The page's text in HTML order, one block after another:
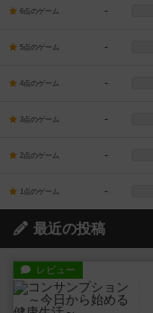
6点のゲーム -
5点のゲーム -
4点のゲーム -
3点のゲーム -
2点のゲーム -
1点のゲーム -
最近の投稿
レビュー